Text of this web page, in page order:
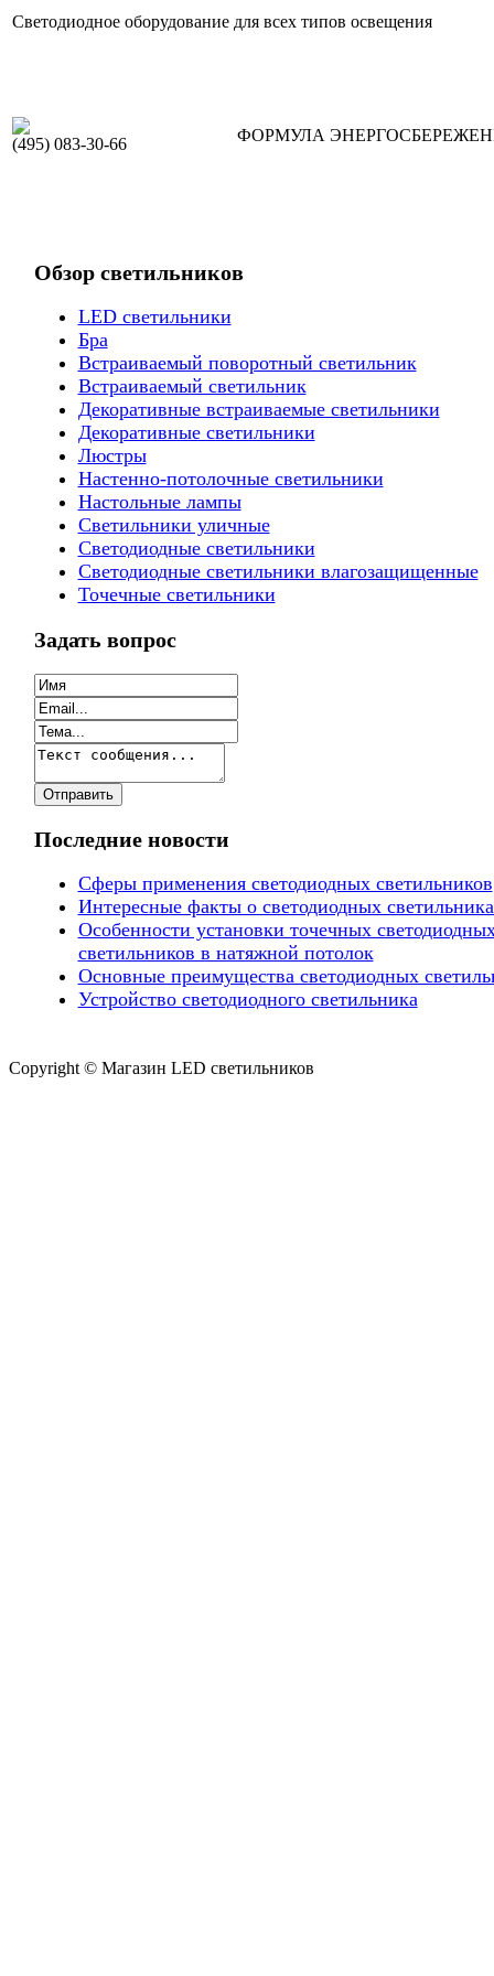
Светодиодное оборудование для всех типов освещения
(495) 083-30-66 ФОРМУЛА
Обзор светильников
LED светильники
Бра
Встраиваемый поворотный светильник
Встраиваемый светильник
Декоративные встраиваемые светильники
Декоративные светильники
Люстры
Настенно-потолочные светильники
Настольные лампы
Светильники уличные
Светодиодные светильники
Светодиодные светильники влагозащищенные
Точечные светильники
Задать вопрос
Последние новости
Сферы применения светодиодных светильников
Интересные факты о светодиодных
Особенности установки точечных
светильников в натяжной потолок
Основные преимущества светодиодных
Устройство светодиодного светильника
Copyright © Магазин LED светильников